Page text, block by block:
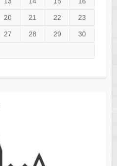
20 21 22 23
27 28 29 30